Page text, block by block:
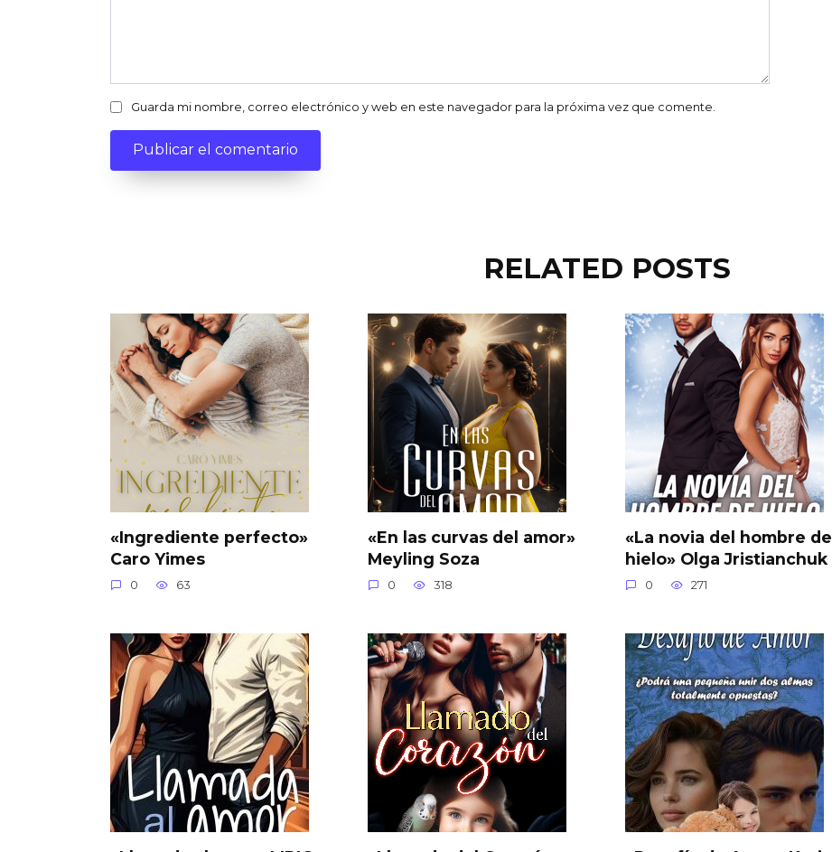
Guarda mi nombre, correo electrónico y web en este navegador para la próxima vez que comente.
RELATED POSTS
«Ingrediente perfecto»
Caro Yimes
0 63
«En las curvas del amor»
Meyling Soza
0 318
«La novia del hombre de
hielo» Olga Jristianchuk
0 271